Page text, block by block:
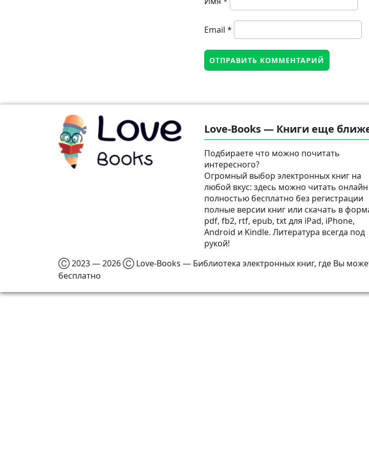
Email *
Love-Books — Книги еще
Подбираете что можно почитать
интересного?
Огромный выбор электронных книг на
любой вкус: здесь можно читать онлайн
полностью бесплатно без регистрации
полные версии книг или скачать в
pdf, fb2, rtf, epub, txt для iPad, iPhone,
Android и Kindle. Литература всегда под
рукой!
Ⓒ 2023 — 2026 Ⓒ Love-Books — Библиотека электронных книг, где Вы
бесплатно